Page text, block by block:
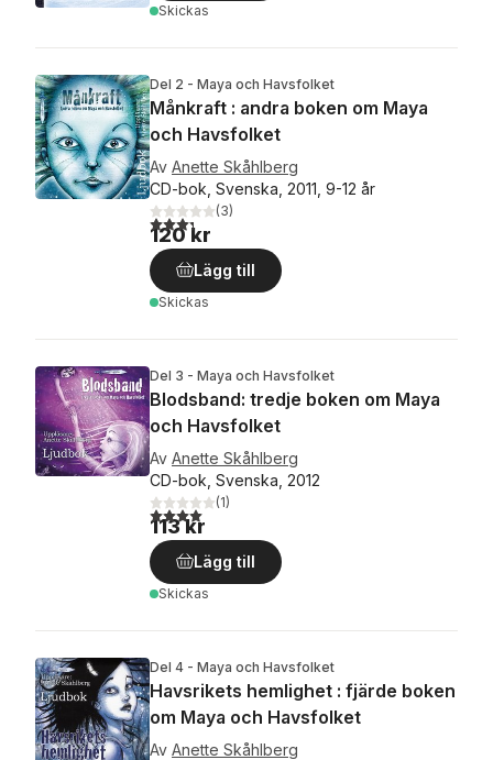
Skickas
Del 2 - Maya och Havsfolket
Månkraft : andra boken om Maya
och Havsfolket
Av Anette Skåhlberg
CD-bok, Svenska, 2011, 9-12 år
3,3utav 5 stjärnor. Totalt antal röster:
(3)
120 kr
Lägg till
Skickas
Del 3 - Maya och Havsfolket
Blodsband: tredje boken om Maya
och Havsfolket
Av Anette Skåhlberg
CD-bok, Svenska, 2012
4,0utav 5 stjärnor. Totalt antal röster:
(1)
113 kr
Lägg till
Skickas
Del 4 - Maya och Havsfolket
Havsrikets hemlighet : fjärde boken
om Maya och Havsfolket
Av Anette Skåhlberg